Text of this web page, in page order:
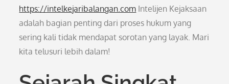
https://intelkejaribalangan.com Intelijen Kejaksaan
adalah bagian penting dari proses hukum yang
sering kali tidak mendapat sorotan yang layak. Mari
kita telusuri lebih dalam!